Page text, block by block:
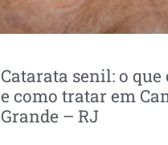
Catarata senil: o que
e como tratar em
Grande – RJ